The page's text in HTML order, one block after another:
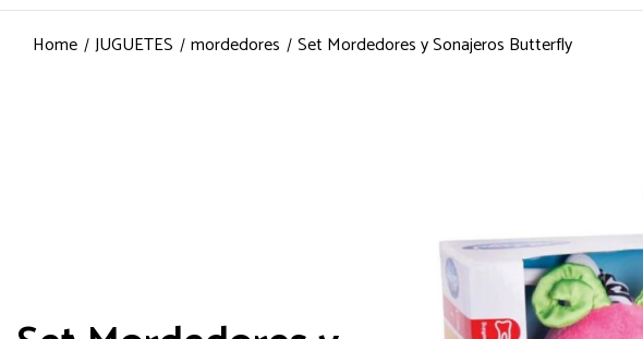
Home JUGUETES mordedores Set Mordedores y Sonajeros Butterfly